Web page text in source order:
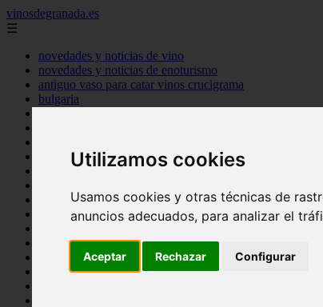
Utilizamos cookies
Usamos cookies y otras técnicas de
anuncios adecuados, para analizar el
Aceptar Rechazar Configurar
vinosdegranada.es
☰
novedades y noticias de vino
novedades y noticias de enoturismo
antiguo vaso para catar vinos crucigrama
bulgaria
Córdoba - córdoba
Barcelona - barcelona
Ciudad-real - montiel
Santa-cruz-de-tenerife - guía-de-isora
La-rioja - casalarreina
Almería - roquetas-de-mar
Madrid - pozuelo-de-alarcón